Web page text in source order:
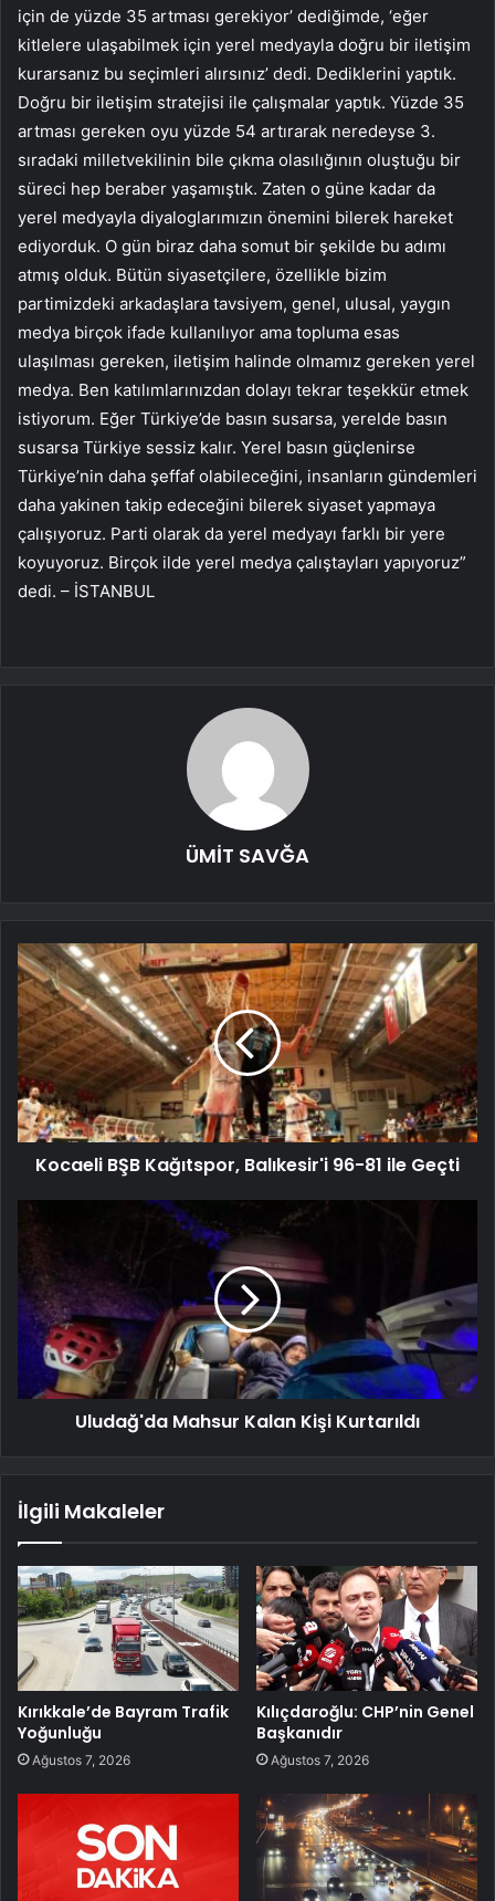
için de yüzde 35 artması gerekiyor’ dediğimde, ‘eğer
kitlelere ulaşabilmek için yerel medyayla doğru bir iletişim
kurarsanız bu seçimleri alırsınız’ dedi. Dediklerini yaptık.
Doğru bir iletişim stratejisi ile çalışmalar yaptık. Yüzde 35
artması gereken oyu yüzde 54 artırarak neredeyse 3.
sıradaki milletvekilinin bile çıkma olasılığının oluştuğu bir
süreci hep beraber yaşamıştık. Zaten o güne kadar da
yerel medyayla diyaloglarımızın önemini bilerek hareket
ediyorduk. O gün biraz daha somut bir şekilde bu adımı
atmış olduk. Bütün siyasetçilere, özellikle bizim
partimizdeki arkadaşlara tavsiyem, genel, ulusal, yaygın
medya birçok ifade kullanılıyor ama topluma esas
ulaşılması gereken, iletişim halinde olmamız gereken yerel
medya. Ben katılımlarınızdan dolayı tekrar teşekkür etmek
istiyorum. Eğer Türkiye’de basın susarsa, yerelde basın
susarsa Türkiye sessiz kalır. Yerel basın güçlenirse
Türkiye’nin daha şeffaf olabileceğini, insanların gündemleri
daha yakinen takip edeceğini bilerek siyaset yapmaya
çalışıyoruz. Parti olarak da yerel medyayı farklı bir yere
koyuyoruz. Birçok ilde yerel medya çalıştayları yapıyoruz”
dedi. – İSTANBUL
ÜMİT SAVĞA
Kocaeli BŞB Kağıtspor, Balıkesir'i 96-81 ile Geçti
Uludağ'da Mahsur Kalan Kişi Kurtarıldı
İlgili Makaleler
Kırıkkale’de Bayram Trafik
Yoğunluğu
Ağustos 7, 2026
Kılıçdaroğlu: CHP’nin Genel
Başkanıdır
Ağustos 7, 2026